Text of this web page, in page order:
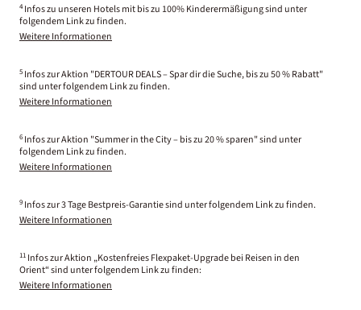
4 Infos zu unseren Hotels mit bis zu 100% Kinderermäßigung sind unter
folgendem Link zu finden.
Weitere Informationen
5 Infos zur Aktion "DERTOUR DEALS – Spar dir die Suche, bis zu 50 % Rabatt"
sind unter folgendem Link zu finden.
Weitere Informationen
6 Infos zur Aktion "Summer in the City – bis zu 20 % sparen" sind unter
folgendem Link zu finden.
Weitere Informationen
9 Infos zur 3 Tage Bestpreis-Garantie sind unter folgendem Link zu finden.
Weitere Informationen
11 Infos zur Aktion „Kostenfreies Flexpaket-Upgrade bei Reisen in den
Orient“ sind unter folgendem Link zu finden:
Weitere Informationen